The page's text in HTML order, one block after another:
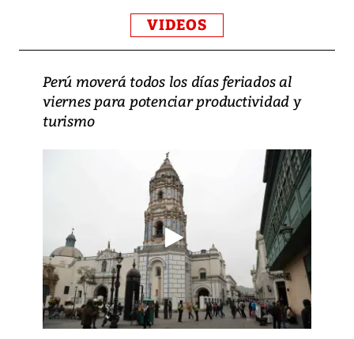
VIDEOS
Perú moverá todos los días feriados al
viernes para potenciar productividad y
turismo